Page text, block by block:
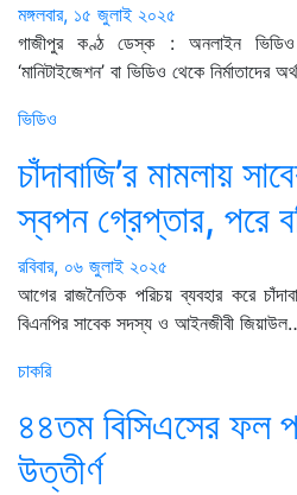
মঙ্গলবার, ১৫ জুলাই ২০২৫
গাজীপুর কণ্ঠ ডেস্ক : অনলাইন ভিডিও
‘মানিটাইজেশন’ বা ভিডিও থেকে নির্মাতাদের
ভিডিও
চাঁদাবাজি’র মামলায়
স্বপন গ্রেপ্তার, পরে
রবিবার, ০৬ জুলাই ২০২৫
আগের রাজনৈতিক পরিচয় ব্যবহার করে
বিএনপির সাবেক সদস্য ও আইনজীবী
চাকরি
৪৪তম বিসিএসের ফল
উত্তীর্ণ